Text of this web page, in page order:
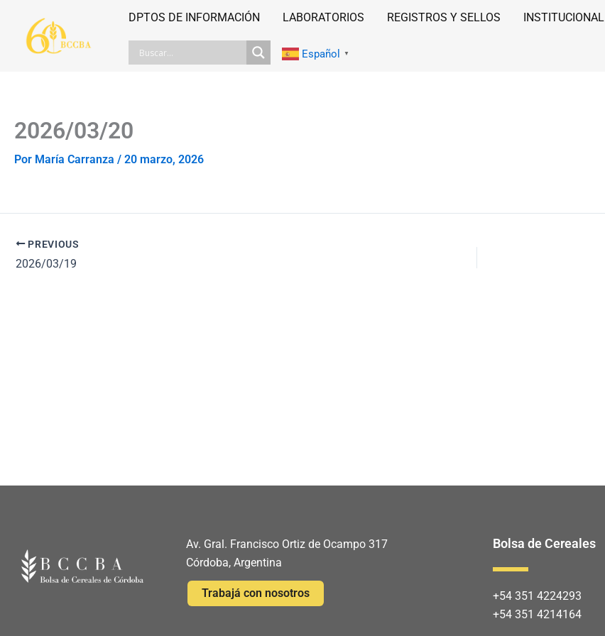
contenido
DPTOS DE INFORMACIÓN LABORATORIOS REGISTROS Y SELLOS INSTITUCIONAL
Español ▼
2026/03/20
Por María Carranza / 20 marzo, 2026
PREVIOUS
2026/03/19
Av. Gral. Francisco Ortiz de Ocampo 317
Córdoba, Argentina
Trabajá con nosotros
Bolsa de Cereales
+54 351 4224293
+54 351 4214164